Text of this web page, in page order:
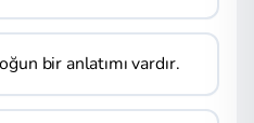
bir anlatımı vardır.